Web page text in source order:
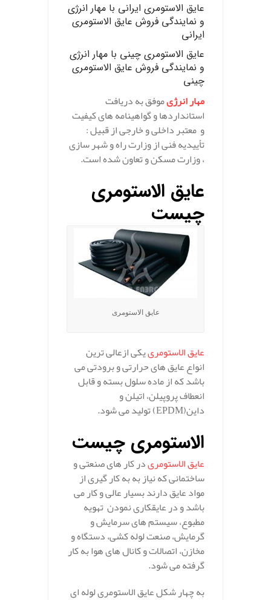
عایق الاستومری ایرانی با مهار انرژی
و نمایندگی فروش عایق الاستومری
ایرانی
عایق الاستومری چینی با مهار انرژی
و نمایندگی فروش عایق الاستومری
چینی
مهار انرژیموفق به دریافت
استانداردها و گواهینامه های کیفیت
و معتبر داخلی و خارجی از قبیل :
تأییدیه فنی از وزارت راه و شهر سازی
، وزارت مسکن و تعاون شده است.
عایق الاستومری
چیست
عایق الاستومری
عایق الاستومرییکی ازعالی ترین
انواع عایق های حرارتی و برودتی می
باشد که از ماده سلول بسته و قابل
انعطاف پروپیلن، اتیلن و
داین(EPDM) تولید می شود.
الاستومری چیست
عایق الاستومریدر کار های صنعتی و
ساختمانی که نیاز به به کار گیری از
مواد عایق دارند بسیار عالی و کار می
باشد و در عایقکاری نمودن تهویه
مطبوع، سیستم های سرمایش و
گرمایش، صنعت لوله کشی، دستگاه و
مخازن، اتصالات و کانال های هوا به کار
گرفته می شود.
به چهار شکل عایق الاستومری لوله ای